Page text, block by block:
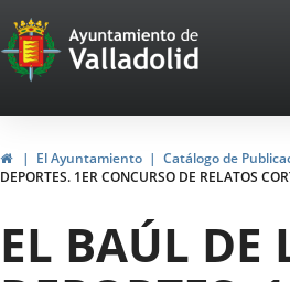
Portal
Web
del
Ayuntamiento
de
Valladolid
HomeEl Ayuntamiento Catálogo de
DEPORTES. 1ER CONCURSO DE RELATOS
EL BAÚL DE